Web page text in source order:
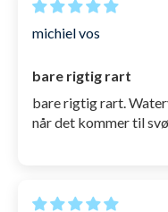
michiel vos
bare rigtig rart
bare rigtig rart.
når det kommer til